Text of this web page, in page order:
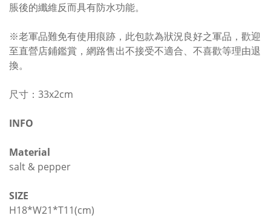
脹後的纖維反而具有防水功能。
※老軍品難免有使用痕跡，此包款為狀況良好之軍品，歡迎
至直營店鋪鑑賞，網路售出不接受不適合、不喜歡等理由退
換。
尺寸：33x2cm
INFO
Material
salt & pepper
SIZE
H18*W21*T11(cm)